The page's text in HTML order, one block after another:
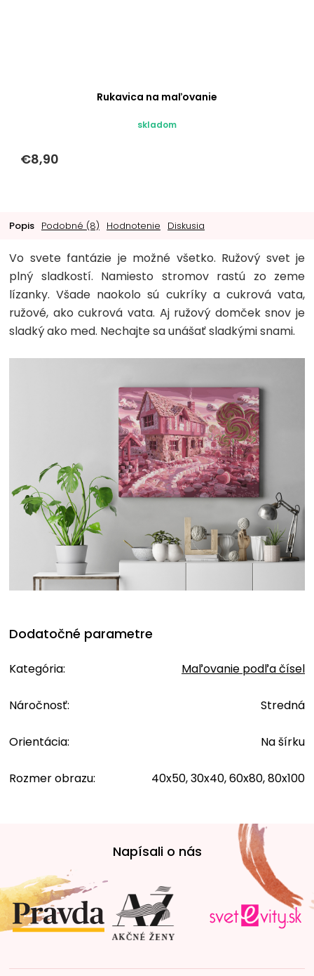
Rukavica na maľovanie
skladom
€8,90
Popis Podobné (8) Hodnotenie Diskusia
Vo svete fantázie je možné všetko. Ružový svet je
plný sladkostí. Namiesto stromov rastú zo zeme
lízanky. Všade naokolo sú cukríky a cukrová vata,
ružové, ako cukrová vata. Aj ružový domček snov je
sladký ako med. Nechajte sa unášať sladkými snami.
Dodatočné parametre
Kategória: Maľovanie podľa čísel
Náročnosť: Stredná
Orientácia: Na šírku
Rozmer obrazu: 40x50, 30x40, 60x80, 80x100
t
i
e
Napísali o nás